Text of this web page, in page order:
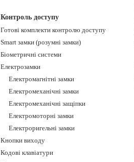
Контроль доступу
Готові комплекти контролю доступу
Smart замки (розумні замки)
Біометричні системи
Електрозамки
Електромагнітні замки
Електромеханічні замки
Електромеханічні защіпки
Електромоторні замки
Електроригельні замки
Кнопки виходу
Кодові клавіатури